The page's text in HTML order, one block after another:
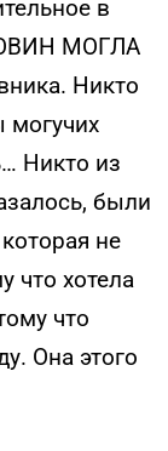
в
МОГЛА
Никто
могучих
Никто из
были
не
что хотела
что
Она этого